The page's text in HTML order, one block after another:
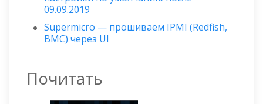
09.09.2019
Supermicro — прошиваем IPMI (Redfish,
BMC) через UI
Почитать